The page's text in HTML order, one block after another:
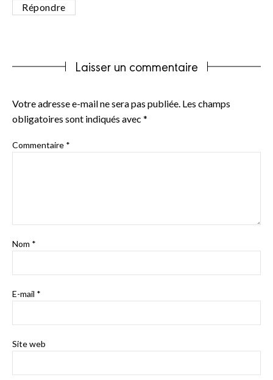
Répondre
Laisser un commentaire
Votre adresse e-mail ne sera pas publiée. Les champs
obligatoires sont indiqués avec *
Commentaire *
Nom *
E-mail *
Site web